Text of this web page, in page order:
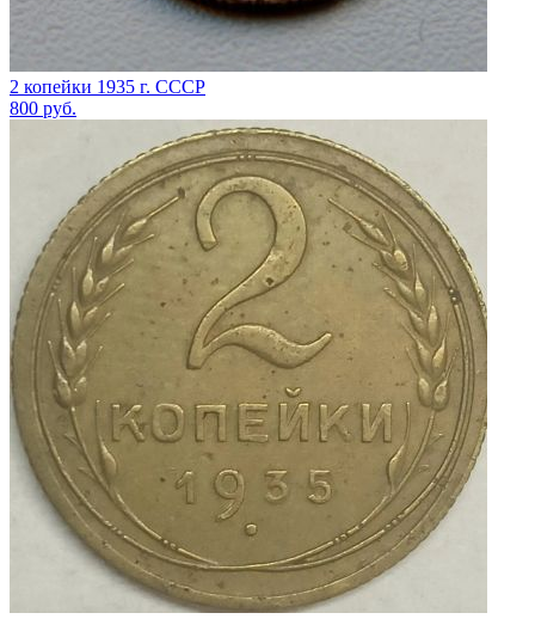
2 копейки 1935 г. СССР
800 руб.